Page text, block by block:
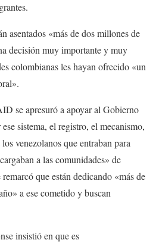
asentados «más de dos millones de
decisión muy importante y muy
colombianas les hayan ofrecido «un
se apresuró a apoyar al Gobierno
sistema, el registro, el mecanismo,
venezolanos que entraban para
a las comunidades» de
que están dedicando «más de
a ese cometido y buscan
insistió en que es